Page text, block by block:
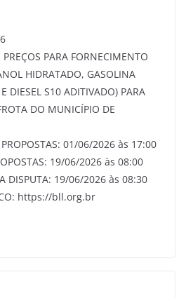
PREÇOS PARA FORNECIMENTO
HIDRATADO, GASOLINA
DIESEL S10 ADITIVADO) PARA
DO MUNICÍPIO DE
01/06/2026 às 17:00
19/06/2026 às 08:00
DISPUTA: 19/06/2026 às 08:30
https://bll.org.br